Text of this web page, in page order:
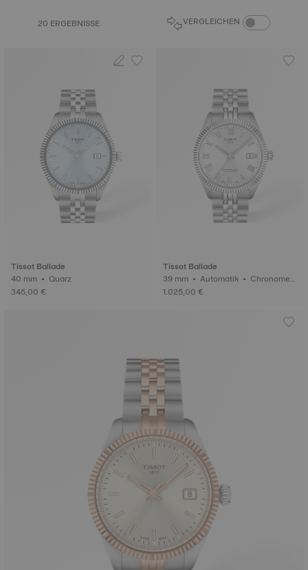
20 ERGEBNISSE VERGLEICHEN
Tissot Ballade
40 mm • Quarz
345,00 €
Tissot Ballade
39 mm • Automatik • Chronomet
er (COSC)
1.025,00 €